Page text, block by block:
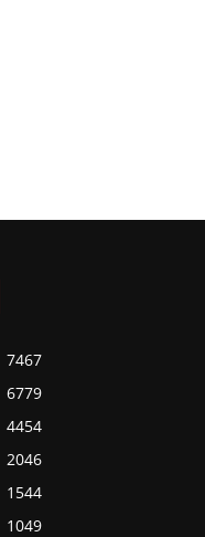
7467
6779
4454
2046
1544
1049